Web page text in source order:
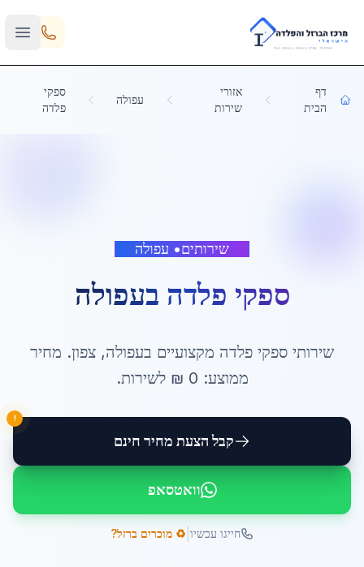
Skip to main content
דף
הבית
אזורי
שירות
עפולה
ספקי
פלדה
שירותים• עפולה
ספקי פלדה בעפולה
שירותי ספקי פלדה מקצועיים בעפולה, צפון. מחיר
ממוצע: 0 ₪ לשירות.
קבל הצעת מחיר חינם
!
וואטסאפ
חייגו עכשיו ♻️ מוכרים ברזל?